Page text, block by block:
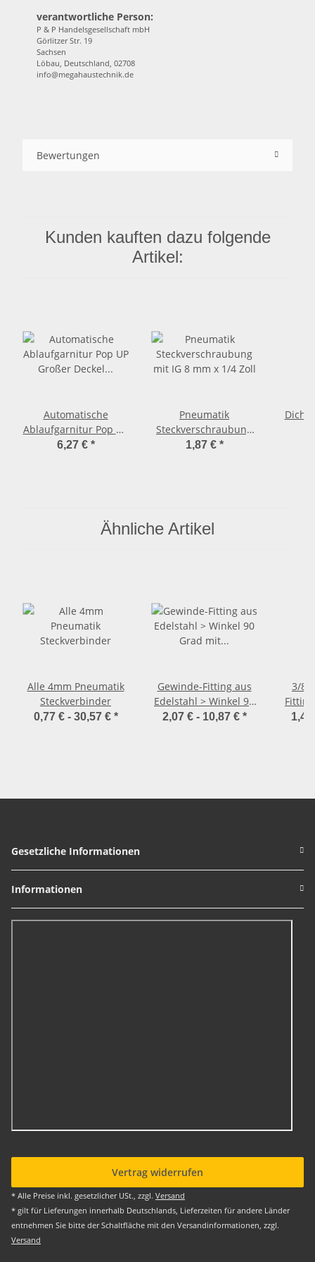
verantwortliche Person:
P & P Handelsgesellschaft mbH
Görlitzer Str. 19
Sachsen
Löbau, Deutschland, 02708
info@megahaustechnik.de
Bewertungen
Kunden kauften dazu folgende
Artikel:
Automatische
Ablaufgarnitur Pop UP
Großer Deckel mit
6,27 € *
Pneumatik
Steckverschraubung
mit IG 8 mm x 1/4 Zoll
1,87 € *
Ähnliche Artikel
Alle 4mm Pneumatik
Steckverbinder
0,77 € - 30,57 € *
Gewinde-Fitting aus
Edelstahl > Winkel 90
Grad mit
2,07 € - 10,87 € *
3/8
Gesetzliche Informationen
Informationen
Vertrag widerrufen
* Alle Preise inkl. gesetzlicher USt., zzgl. Versand
* gilt für Lieferungen innerhalb Deutschlands, Lieferzeiten für andere Länder
entnehmen Sie bitte der Schaltfläche mit den Versandinformationen, zzgl.
Versand